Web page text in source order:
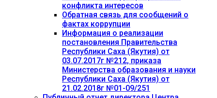
конфликта интересов
Обратная связь для сообщений о
фактах коррупции
Информация о реализации
постановления Правительства
Республики Саха (Якутия) от
03.07.2017г №212, приказа
Министерства образования и науки
Республики Саха (Якутия) от
21.02.2018г №01-09/251